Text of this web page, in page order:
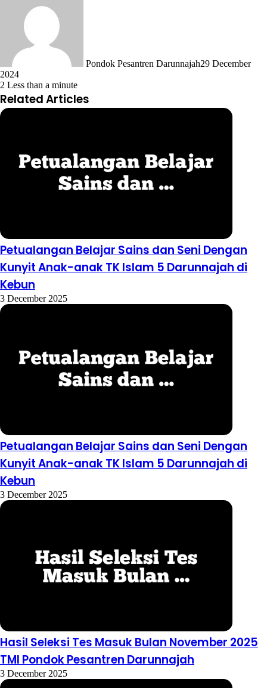
Pondok Pesantren Darunnajah29 December
2024
2 Less than a minute
Related Articles
Petualangan Belajar Sains dan Seni Dengan
Kunyit Anak-anak TK Islam 5 Darunnajah di
Kebun
3 December 2025
Petualangan Belajar Sains dan Seni Dengan
Kunyit Anak-anak TK Islam 5 Darunnajah di
Kebun
3 December 2025
Hasil Seleksi Tes Masuk Bulan November 2025
TMI Pondok Pesantren Darunnajah
3 December 2025